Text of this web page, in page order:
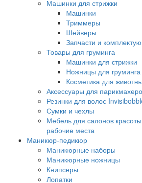
Машинки для стрижки
Машинки
Триммеры
Шейверы
Запчасти и
Товары для груминга
Машинки для стрижки
Ножницы для груминга
Косметика для
Аксессуары для
Резинки для волос
Сумки и чехлы
Мебель для салонов
рабочие места
Маникюр-педикюр
Маникюрные наборы
Маникюрные ножницы
Книпсеры
Лопатки